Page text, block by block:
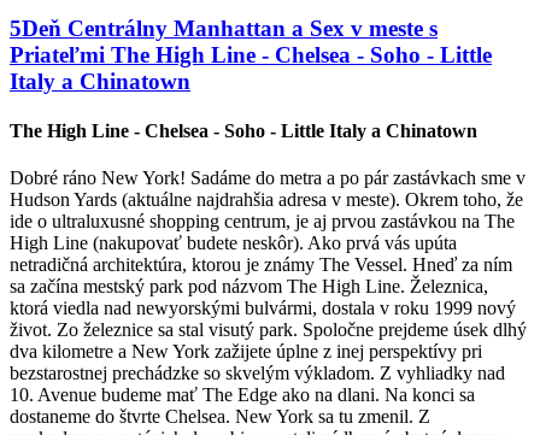
5Deň Centrálny Manhattan a Sex v meste s
Priateľmi The High Line - Chelsea - Soho - Little
Italy a Chinatown
The High Line - Chelsea - Soho - Little Italy a Chinatown
Dobré ráno New York! Sadáme do metra a po pár zastávkach sme v
Hudson Yards (aktuálne najdrahšia adresa v meste). Okrem toho, že
ide o ultraluxusné shopping centrum, je aj prvou zastávkou na The
High Line (nakupovať budete neskôr). Ako prvá vás upúta
netradičná architektúra, ktorou je známy The Vessel. Hneď za ním
sa začína mestský park pod názvom The High Line. Železnica,
ktorá viedla nad newyorskými bulvármi, dostala v roku 1999 nový
život. Zo železnice sa stal visutý park. Spoločne prejdeme úsek dlhý
dva kilometre a New York zažijete úplne z inej perspektívy pri
bezstarostnej prechádzke so skvelým výkladom. Z vyhliadky nad
10. Avenue budeme mať The Edge ako na dlani. Na konci sa
dostaneme do štvrte Chelsea. New York sa tu zmenil. Z